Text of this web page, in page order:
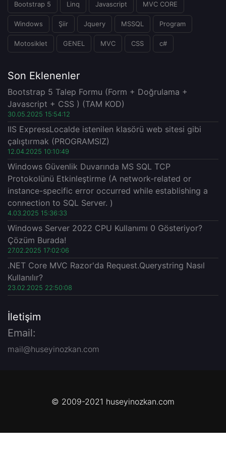
Bootstrap 5 Linq Javascript MVC CORE
Windows Şiir Jquery MSSQL Program
Motosiklet GENEL MVC CSS c#
Son Eklenenler
Bootstrap 5 Talep Formu (Form + Doğrulama +
Javascript + CSS ) (TAM KOD)
30.05.2025 15:54:12
IIS ExpressLocalde istenilen klasörü web sitesi gibi
çalıştırmak (PROGRAMSIZ)
12.04.2025 10:10:49
Windows Güvenlik Duvarında MS SQL TCP
Protokolünü Etkinleştirme (A network-related or
instance-specific error occurred while establishing a
connection to SQL Server. )
4.03.2025 15:36:33
Windows Server 2022 CPU Kullanımı 0 Gösteriyor?
Çözüm Burada!
27.02.2025 17:02:06
.NET Core MVC Razor'da Request.Querystring Nasıl
Kullanılır?
23.02.2025 22:50:08
İletişim
Email:
mail@huseyinozkan.com
© 2009-2021 huseyinozkan.com